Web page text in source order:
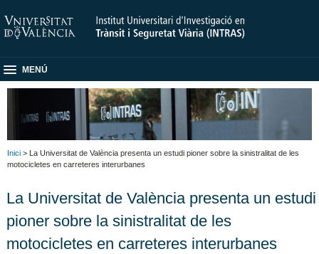
MENÚ
Inici > La Universitat de València presenta un estudi pioner sobre la sinistralitat de les
motocicletes en carreteres interurbanes
La Universitat de València presenta un estudi
pioner sobre la sinistralitat de les
motocicletes en carreteres interurbanes